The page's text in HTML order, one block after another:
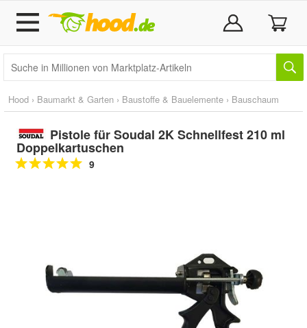
Hood › Baumarkt & Garten › Baustoffe & Bauelemente › Bauschaum
Pistole für Soudal 2K Schnellfest 210 ml
Doppelkartuschen
9